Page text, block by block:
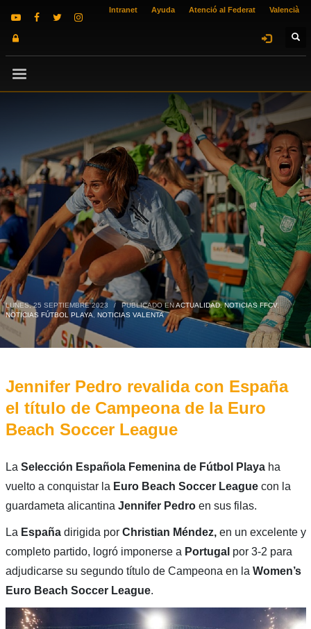
Intranet Ayuda Atenció al Federat Valencià
LUNES, 25 SEPTIEMBRE 2023 / PUBLICADO ENACTUALIDAD,NOTICIAS FFCV,
NOTICIAS FÚTBOL PLAYA, NOTICIAS VALENTA
Jennifer Pedro revalida con España
el título de Campeona de la Euro
Beach Soccer League
La Selección Española Femenina de Fútbol Playaha
vuelto a conquistar la Euro Beach Soccer Leaguecon la
guardameta alicantina Jennifer Pedroen sus filas.
La España dirigida por Christian Méndez,en un excelente y
completo partido, logró imponerse a Portugal por 3-2 para
adjudicarse su segundo título de Campeona en la Women’s
Euro Beach Soccer League.